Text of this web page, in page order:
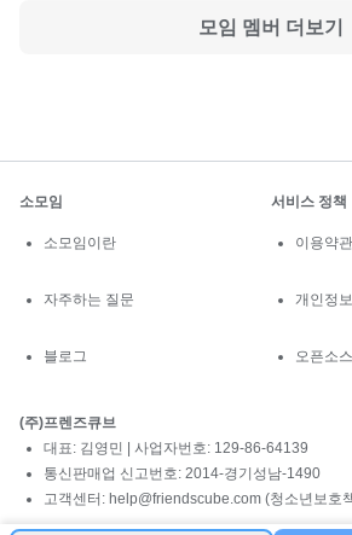
모임 멤버 더보기
소모임
소모임이란
자주하는 질문
블로그
서비스 정책
이용약관
개인정
오픈소스
(주)프렌즈큐브
대표: 김영민 | 사업자번호: 129-86-64139
통신판매업 신고번호: 2014-경기성남-1490
고객센터: help@friendscube.com (청소년보호